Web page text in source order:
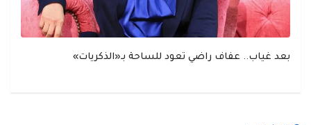
بعد غياب.. عفاف راضي تعود للساحة بـ«الذكريات»